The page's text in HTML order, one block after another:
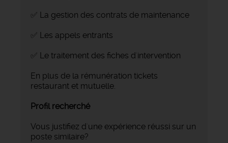
✅ La gestion des contrats de maintenance
✅ Les appels entrants
✅ Le traitement des fiches d'intervention
En plus de la rémunération tickets
restaurant et mutuelle.
Profil recherché
Vous justifiez d'une expérience réussi sur un
poste similaire?